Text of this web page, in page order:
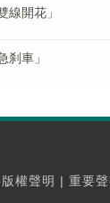
開花」
車」
版權聲明 | 重要聲